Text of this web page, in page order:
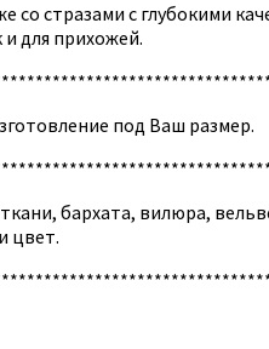
со стразами c глубокими
для прихожей.
под Ваш размер.
бархата, вилюра,
цвет.